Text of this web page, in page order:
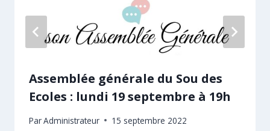
Assemblée générale du Sou des
Ecoles : lundi 19 septembre à 19h
ParAdministrateur 15 septembre 2022